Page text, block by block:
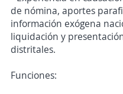
de nómina, aportes
información exógena
liquidación y
distritales.
Funciones: